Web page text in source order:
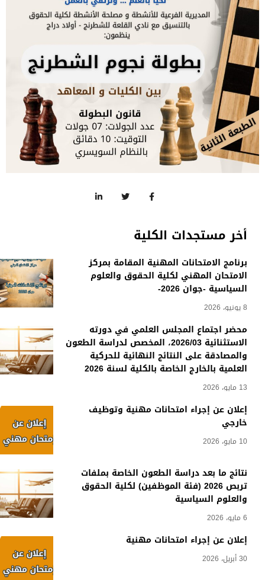
أخر مستجدات الكلية
برنامج الامتحانات المهنية المقامة بمركز
الامتحان المهني لكلية الحقوق والعلوم
السياسية -جوان 2026-
8 يونيو، 2026
محضر اجتماع المجلس العلمي في دورته
الاستثنائية 2026/03، المخصص لدراسة الطعون
والمصادقة على النتائج النهائية للحركية
العلمية بالخارج الخاصة بالكلية لسنة 2026
13 مايو، 2026
إعلان عن إجراء امتحانات مهنية وتوظيف
خارجي
10 مايو، 2026
نتائج ما بعد دراسة الطعون الخاصة بملفات
تربص 2026 (فئة الموظفين) لكلية الحقوق
والعلوم السياسية
6 مايو، 2026
إعلان عن إجراء امتحانات مهنية
30 أبريل، 2026